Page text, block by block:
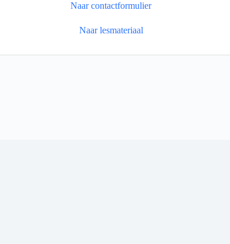
Naar contactformulier
Naar lesmateriaal